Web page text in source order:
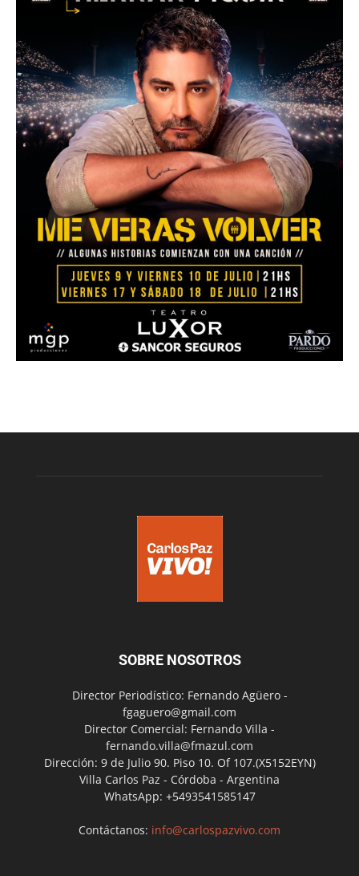
SOBRE NOSOTROS
Director Periodístico: Fernando Agüero -
fgaguero@gmail.com
Director Comercial: Fernando Villa -
fernando.villa@fmazul.com
Dirección: 9 de Julio 90. Piso 10. Of 107.(X5152EYN)
Villa Carlos Paz - Córdoba - Argentina
WhatsApp: +5493541585147
Contáctanos: info@carlospazvivo.com